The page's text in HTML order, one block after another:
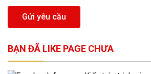
Gửi yêu cầu
BẠN ĐÃ LIKE PAGE CHƯA